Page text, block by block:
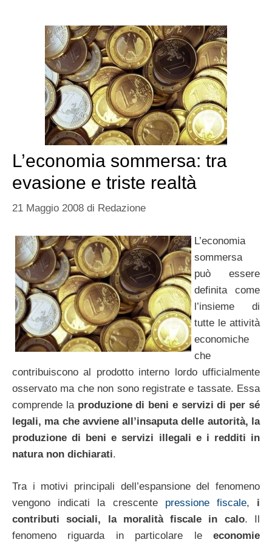
L’economia sommersa: tra
evasione e triste realtà
21 Maggio 2008 di Redazione
L’economia
sommersa
può essere
definita come
l’insieme di
tutte le attività
economiche
che
contribuiscono al prodotto interno lordo ufficialmente
osservato ma che non sono registrate e tassate. Essa
comprende la produzione di beni e servizi di per sé
legali, ma che avviene all’insaputa delle autorità, la
produzione di beni e servizi illegali e i redditi in
natura non dichiarati.
Tra i motivi principali dell’espansione del fenomeno
vengono indicati la crescente pressione fiscale, i
contributi sociali, la moralità fiscale in calo. Il
fenomeno riguarda in particolare le economie